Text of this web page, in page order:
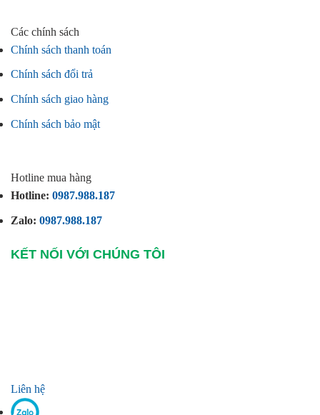
Các chính sách
Chính sách thanh toán
Chính sách đổi trả
Chính sách giao hàng
Chính sách bảo mật
Hotline mua hàng
Hotline: 0987.988.187
Zalo: 0987.988.187
KẾT NỐI VỚI CHÚNG TÔI
Liên hệ